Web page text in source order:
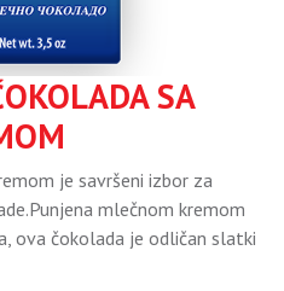
SA
je savršeni izbor za
mlečnom kremom
ova čokolada je odličan slatki